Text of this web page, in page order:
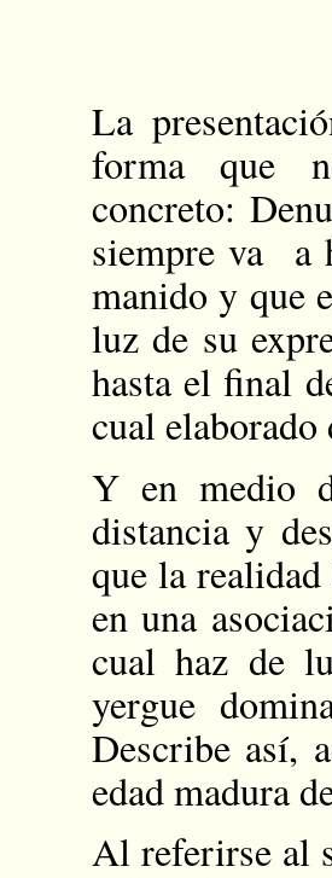
La
forma que
concreto:
siempre va a
manido y que
luz de su
hasta el final
cual elaborado
Y en medio
distancia y
que la
en una
cual haz de
yergue
Describe así,
edad madura
Al referirse al